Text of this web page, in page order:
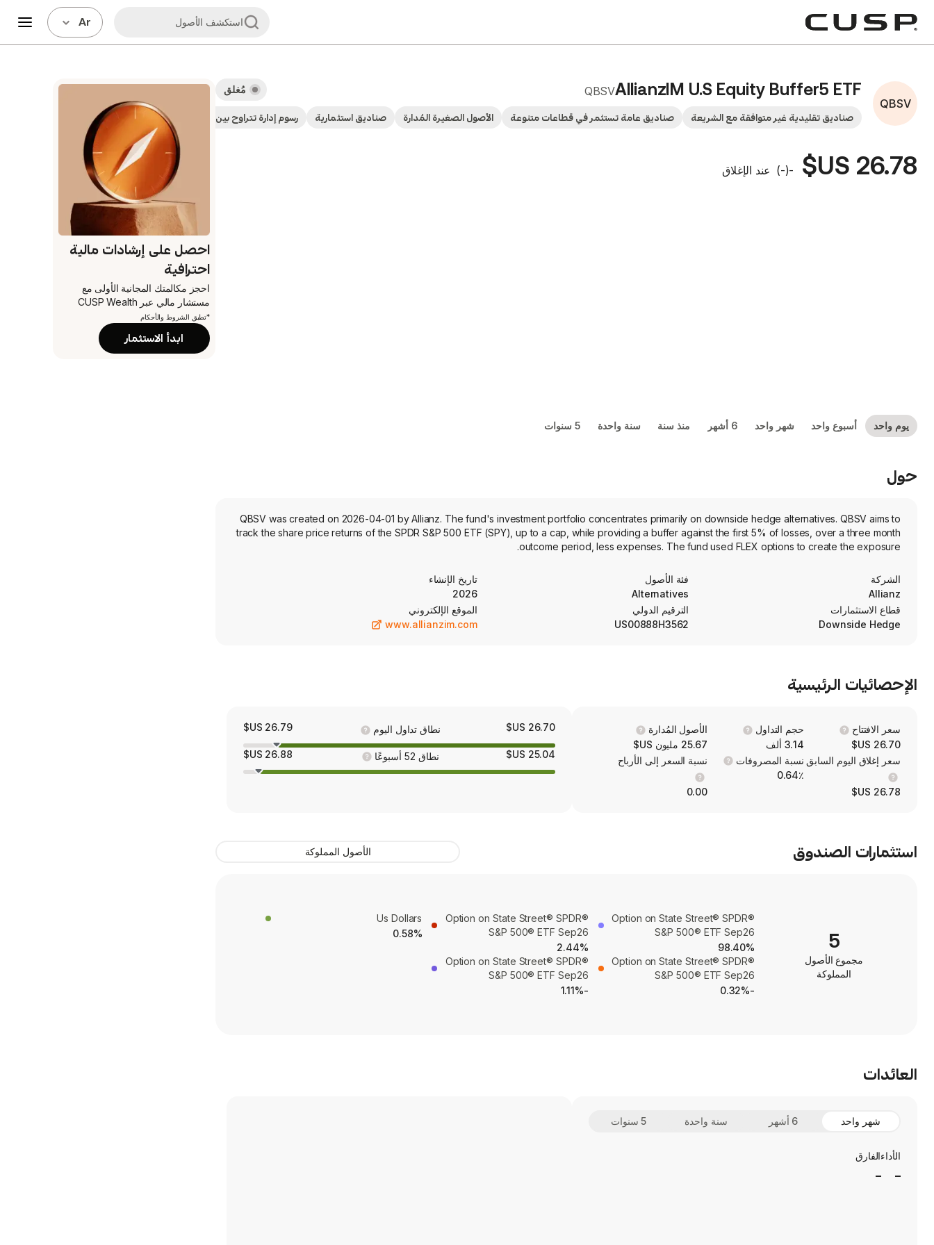
استكشف الأصول Ar
QBSV
AllianzIM U.S Equity Buffer5 ETF
QBSV
صناديق تقليدية غير متوافقة مع الشريعة صناديق عامة تستثمر في قطاعات متنوعة الأصول الصغيرة المُدارة صناديق استثمارية رسوم إدارة تتراوح بين 0.2% - 0.5%
مُغلق
26.78 US$
-
(
-
) عند الإغلاق
يوم واحد أسبوع واحد شهر واحد 6 أشهر منذ سنة سنة واحدة 5 سنوات
حول
QBSV was created on 2026-04-01 by Allianz. The fund's investment portfolio concentrates primarily on downside hedge alternatives. QBSV aims to
track the share price returns of the SPDR S&P 500 ETF (SPY), up to a cap, while providing a buffer against the first 5% of losses, over a three month
outcome period, less expenses. The fund used FLEX options to create the exposure.
الشركة
Allianz
فئة الأصول
Alternatives
تاريخ الإنشاء
2026
قطاع الاستثمارات
Downside Hedge
الترقيم الدولي
US00888H3562
الموقع الإلكتروني
www.allianzim.com
الإحصائيات الرئيسية
سعر الافتتاح
26.70 US$
حجم التداول
3.14 ألف
الأصول المُدارة
25.67 مليون US$
سعر إغلاق اليوم السابق
26.78 US$
نسبة المصروفات
0.64٪
نسبة السعر إلى الأرباح
0.00
26.70 US$ نطاق تداول اليوم 26.79 US$
25.04 US$ نطاق 52 أسبوعًا 26.88 US$
استثمارات الصندوق الأصول المملوكة
5
مجموع الأصول
المملوكة
Option on State Street® SPDR®
S&P 500® ETF Sep26
98.40%
Option on State Street® SPDR®
S&P 500® ETF Sep26
2.44%
Us Dollars
0.58%
Option on State Street® SPDR®
S&P 500® ETF Sep26
-0.32%
Option on State Street® SPDR®
S&P 500® ETF Sep26
-1.11%
العائدات
شهر واحد 6 أشهر سنة واحدة 5 سنوات
الأداءالفارق
احصل على إرشادات مالية
احترافية
احجز مكالمتك المجانية الأولى مع
مستشار مالي عبر CUSP Wealth
*تطبق الشروط والأحكام
ابدأ الاستثمار